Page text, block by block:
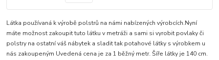
Látka používaná k výrobě polstrů na námi nabízených výrobcích.Nyní
máte možnost zakoupit tuto látku v metráži a sami si vyrobit povlaky či
polstry na ostatní váš nábytek a sladit tak potahové látky s výrobkem u
nás zakoupeným Uvedená cena je za 1 běžný metr. Šíře látky je 140 cm.